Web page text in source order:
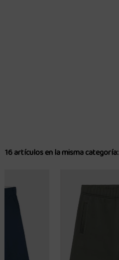
16 artículos en la misma categoría: